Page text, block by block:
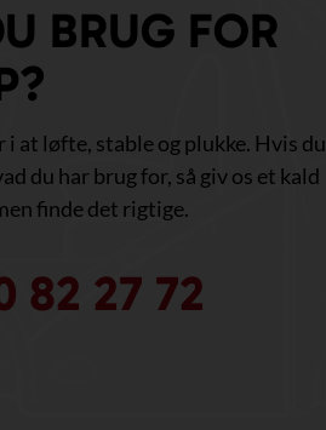
BRUG FOR
i at løfte, stable og plukke. Hvis du
du har brug for, så giv os et kald
finde det rigtige.
82 27 72